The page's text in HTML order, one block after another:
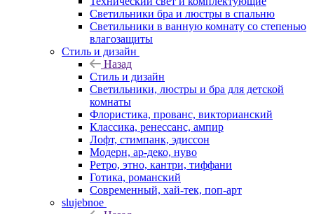
Светильники бра и люстры в спальню
Светильники в ванную комнату со степенью
влагозащиты
Стиль и дизайн
Назад
Стиль и дизайн
Светильники, люстры и бра для детской
комнаты
Флористика, прованс, викторианский
Классика, ренессанс, ампир
Лофт, стимпанк, эдиссон
Модерн, ар-деко, нуво
Ретро, этно, кантри, тиффани
Готика, романский
Современный, хай-тек, поп-арт
slujebnoe